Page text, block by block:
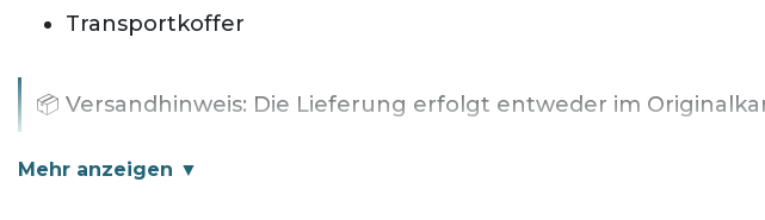
Transportkoffer
📦 Versandhinweis: Die Lieferung erfolgt entweder im